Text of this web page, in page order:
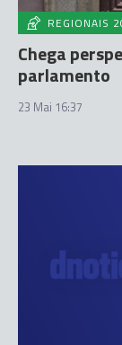
REGIONAIS
Chega
parlamento
23 Mai 16:37